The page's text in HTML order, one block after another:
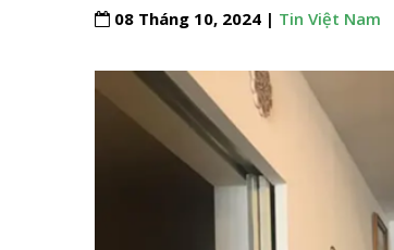
08 Tháng 10, 2024 | Tin Việt Nam